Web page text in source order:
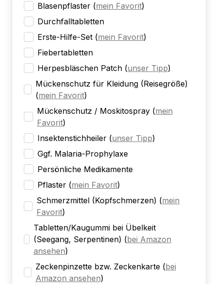
Blasenpflaster (mein Favorit)
Durchfalltabletten
Erste-Hilfe-Set (mein Favorit)
Fiebertabletten
Herpesbläschen Patch (unser Tipp)
Mückenschutz für Kleidung (Reisegröße)
(mein Favorit)
Mückenschutz / Moskitospray (mein
Favorit)
Insektenstichheiler (unser Tipp)
Ggf. Malaria-Prophylaxe
Persönliche Medikamente
Pflaster (mein Favorit)
Schmerzmittel (Kopfschmerzen) (mein
Favorit)
Tabletten/Kaugummi bei Übelkeit
(Seegang, Serpentinen) (bei Amazon
ansehen)
Zeckenpinzette bzw. Zeckenkarte (bei
Amazon ansehen)